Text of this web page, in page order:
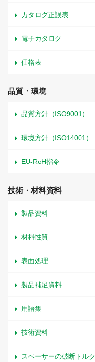
カタログ正誤表
電子カタログ
価格表
品質・環境
品質方針（ISO9001）
環境方針（ISO14001）
EU-RoH指令
技術・材料資料
製品資料
材料性質
表面処理
製品補足資料
用語集
技術資料
スペーサーの破断トルク